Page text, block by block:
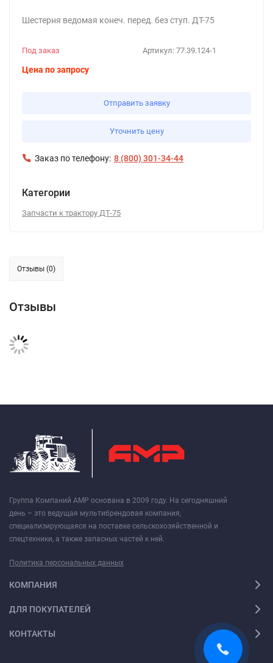
Шестерня ведомая конеч. перед. без ступ. ДТ-75
Артикул: 77.39.124-1
Под заказ
Цена по запросу
Отправить заявку
Уточнить цену
Заказ по телефону: 8 (800) 301-34-44
Категории
Запчасти к трактору ДТ-75
Отзывы (0)
Отзывы
Группа Компаний АМР основана в 2009 году. На сегодняшний
день – это ведущая мультибрендовая компания,
специализирующаяся на поставке сельскохозяйственной и
спецтехники, а также запасных частей к ней.
Политика персональных данных
КОМПАНИЯ
ДЛЯ ПОКУПАТЕЛЕЙ
КОНТАКТЫ